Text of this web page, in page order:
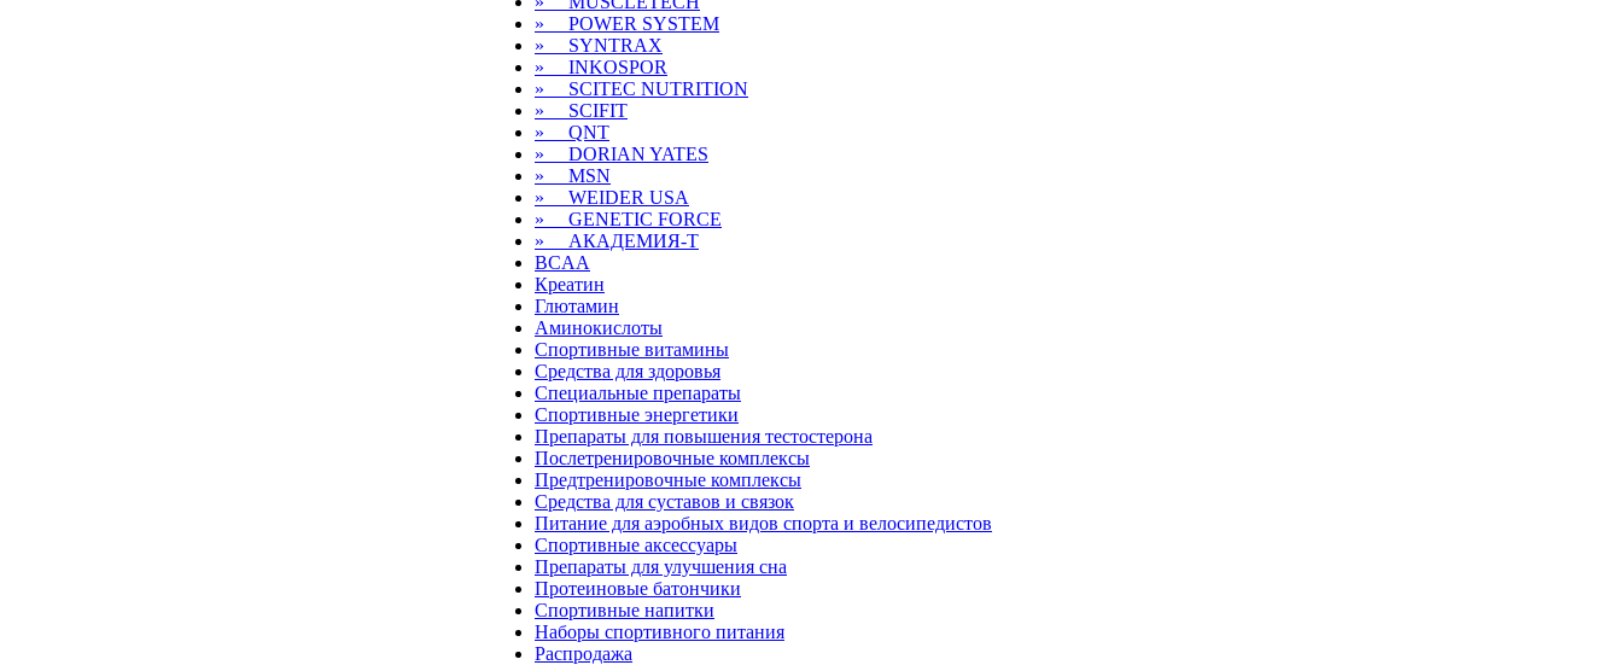
» POWER SYSTEM
» SYNTRAX
» INKOSPOR
» SCITEC NUTRITION
» SCIFIT
» QNT
» DORIAN YATES
» MSN
» WEIDER USA
» GENETIC FORCE
» АКАДЕМИЯ-Т
BCAA
Креатин
Глютамин
Аминокислоты
Спортивные витамины
Средства для здоровья
Специальные препараты
Спортивные энергетики
Препараты для повышения тестостерона
Послетренировочные комплексы
Предтренировочные комплексы
Средства для суставов и связок
Питание для аэробных видов спорта и велосипедистов
Спортивные аксессуары
Препараты для улучшения сна
Протеиновые батончики
Спортивные напитки
Наборы спортивного питания
Распродажа